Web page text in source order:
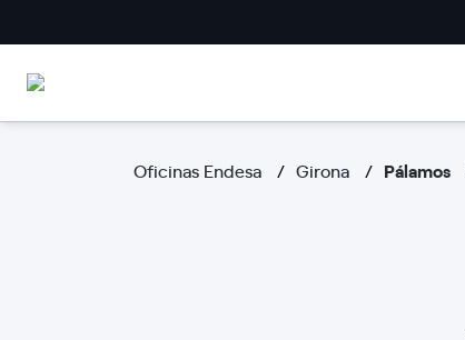
Oficinas Endesa Girona Pálamos